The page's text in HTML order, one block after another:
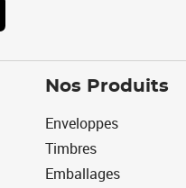
Nos Produits
Enveloppes
Timbres
Emballages